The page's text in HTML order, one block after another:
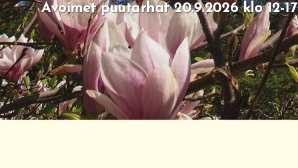
Avoimet puutarhat 20.9.2026 klo 12-17